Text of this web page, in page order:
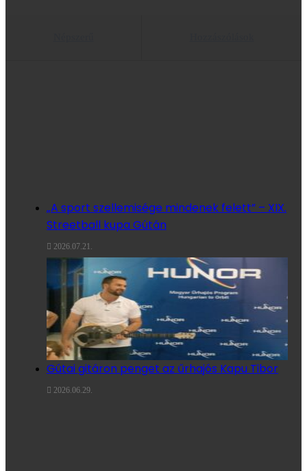
„A sport szellemisége mindenek felett” – XIX.
Streetball kupa Gútán
2026.07.21.
Gútai gitáron penget az űrhajós Kapu Tibor
2026.06.29.